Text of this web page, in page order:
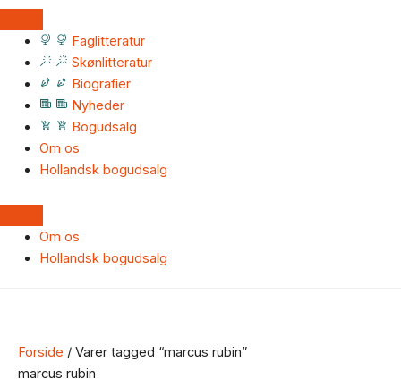
Faglitteratur
Skønlitteratur
Biografier
Nyheder
Bogudsalg
Om os
Hollandsk bogudsalg
Om os
Hollandsk bogudsalg
Forside / Varer tagged “marcus rubin”
marcus rubin